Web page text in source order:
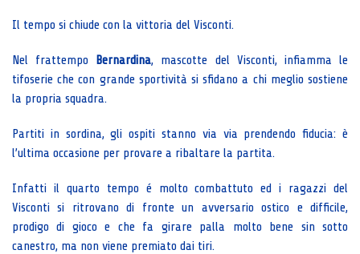
Il tempo si chiude con la vittoria del Visconti.
Nel frattempo Bernardina, mascotte del Visconti, infiamma le
tifoserie che con grande sportività si sfidano a chi meglio sostiene
la propria squadra.
Partiti in sordina, gli ospiti stanno via via prendendo fiducia: è
l’ultima occasione per provare a ribaltare la partita.
Infatti il quarto tempo é molto combattuto ed i ragazzi del
Visconti si ritrovano di fronte un avversario ostico e difficile,
prodigo di gioco e che fa girare palla molto bene sin sotto
canestro, ma non viene premiato dai tiri.